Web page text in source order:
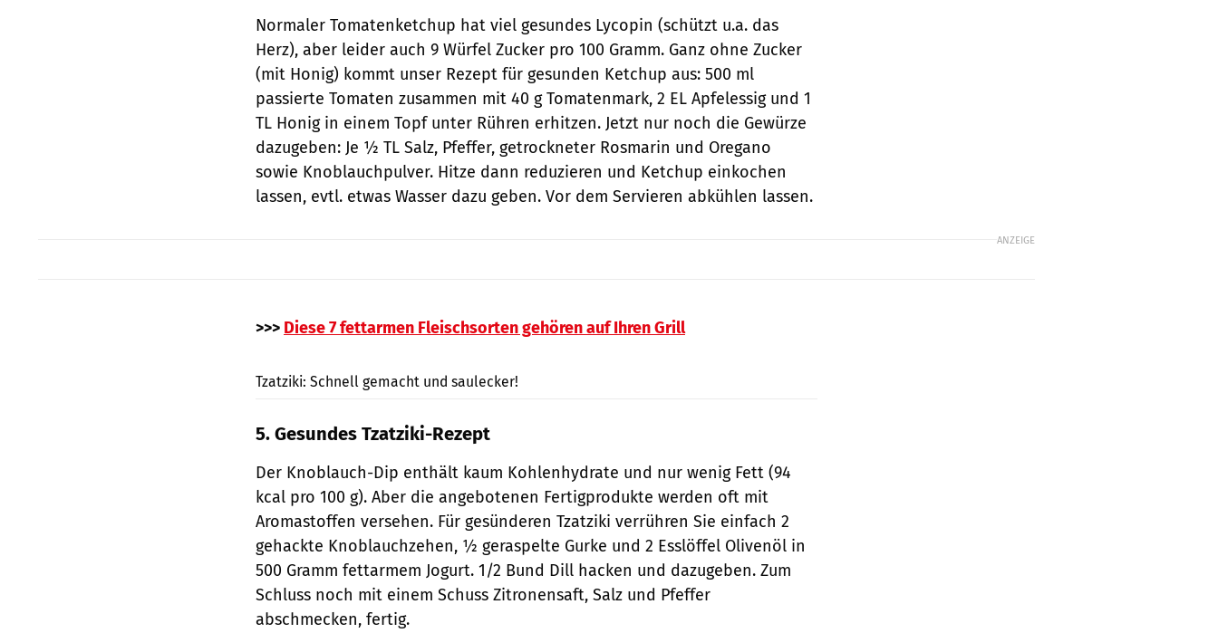
Normaler Tomatenketchup hat viel gesundes Lycopin (schützt u.a. das
Herz), aber leider auch 9 Würfel Zucker pro 100 Gramm. Ganz ohne Zucker
(mit Honig) kommt unser Rezept für gesunden Ketchup aus: 500 ml
passierte Tomaten zusammen mit 40 g Tomatenmark, 2 EL Apfelessig und 1
TL Honig in einem Topf unter Rühren erhitzen. Jetzt nur noch die Gewürze
dazugeben: Je ½ TL Salz, Pfeffer, getrockneter Rosmarin und Oregano
sowie Knoblauchpulver. Hitze dann reduzieren und Ketchup einkochen
lassen, evtl. etwas Wasser dazu geben. Vor dem Servieren abkühlen lassen.
ANZEIGE
>>> Diese 7 fettarmen Fleischsorten gehören auf Ihren Grill
Tzatziki: Schnell gemacht und saulecker!
5. Gesundes Tzatziki-Rezept
Der Knoblauch-Dip enthält kaum Kohlenhydrate und nur wenig Fett (94
kcal pro 100 g). Aber die angebotenen Fertigprodukte werden oft mit
Aromastoffen versehen. Für gesünderen Tzatziki verrühren Sie einfach 2
gehackte Knoblauchzehen, ½ geraspelte Gurke und 2 Esslöffel Olivenöl in
500 Gramm fettarmem Jogurt. 1/2 Bund Dill hacken und dazugeben. Zum
Schluss noch mit einem Schuss Zitronensaft, Salz und Pfeffer
abschmecken, fertig.